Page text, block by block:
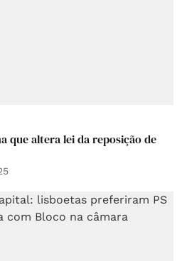
que altera lei da reposição de